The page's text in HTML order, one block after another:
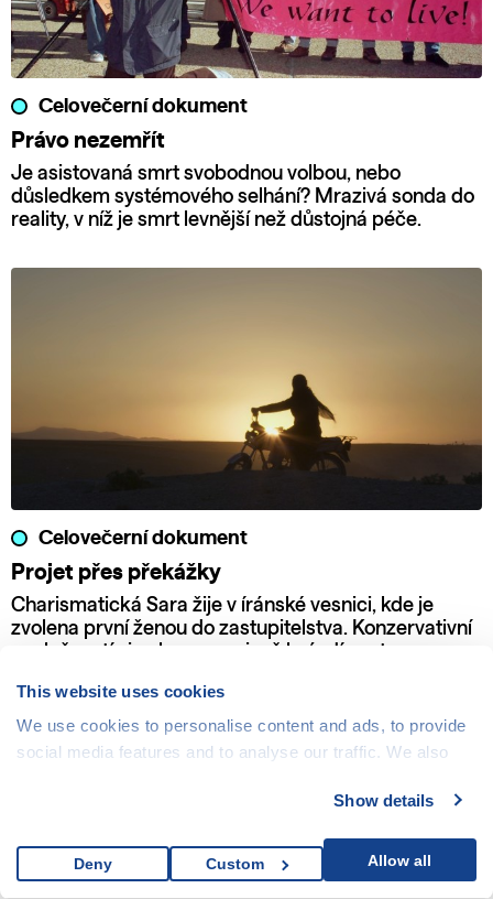
This website uses cookies
We use cookies to personalise content and ads, to provide
social media features and to analyse our traffic. We also
media, advertising and analytics partners who may
them or that they’ve collected from your use of their
services.
Show details
Allow all
Custom
Deny
Celovečerní dokument
Právo nezemřít
Je asistovaná smrt svobodnou volbou, nebo
důsledkem systémového selhání? Mrazivá sonda do
reality, v níž je smrt levnější než důstojná péče.
Celovečerní dokument
Projet přes překážky
Charismatická Sara žije v íránské vesnici, kde je
zvolena první ženou do zastupitelstva. Konzervativní
společností si nekompromisně brázdí cestu se svou